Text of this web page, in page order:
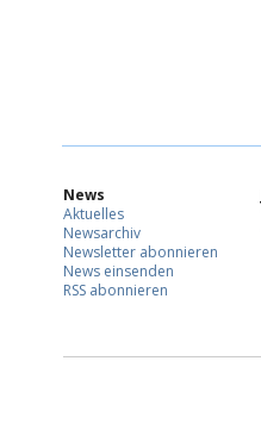
News
Aktuelles
Newsarchiv
Newsletter abonnieren
News einsenden
RSS abonnieren